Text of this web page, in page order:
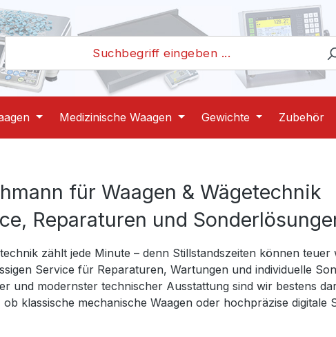
Medizinische Waagen Gewichte Zubehör
für Waagen & Wägetechnik
Reparaturen und
zählt jede Minute – denn Stillstandszeiten können
Service für Reparaturen, Wartungen und individuelle
und modernster technischer Ausstattung sind wir bestens
ob klassische mechanische Waagen oder hochpräzise